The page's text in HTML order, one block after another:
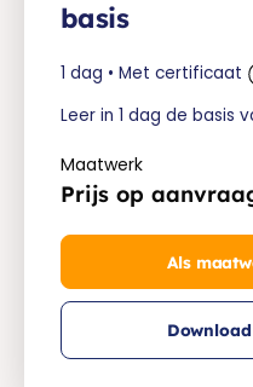
basis
1 dag • Met certificaat
Leer in 1 dag de basis
Maatwerk
Prijs op
Als